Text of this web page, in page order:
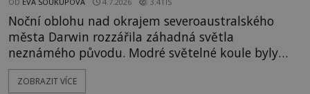
Noční oblohu nad okrajem severoaustralského
města Darwin rozzářila záhadná světla
neznámého původu. Modré světelné koule byly
viditelné nejméně dvacet minut, během nichž se
opakovaně objevovaly a zase mizely. Svědek, který
ZOBRAZIT VÍCE